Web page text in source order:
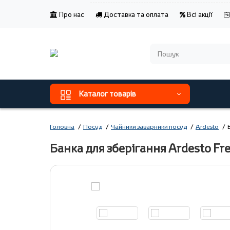
Про нас Доставка та оплата Всі акції
Каталог товарів
Головна Посуд Чайники заварники посуд Ardesto
Банка для зберігання Ardesto